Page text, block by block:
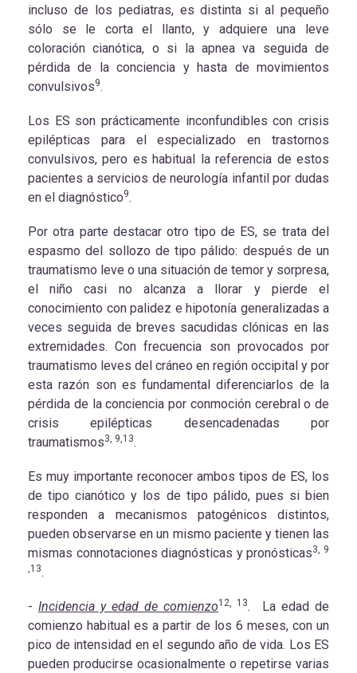
incluso de los pediatras, es distinta si al pequeño
sólo se le corta el llanto, y adquiere una leve
coloración cianótica, o si la apnea va seguida de
pérdida de la conciencia y hasta de movimientos
convulsivos9.
Los ES son prácticamente inconfundibles con crisis
epilépticas para el especializado en trastornos
convulsivos, pero es habitual la referencia de estos
pacientes a servicios de neurología infantil por dudas
en el diagnóstico9.
Por otra parte destacar otro tipo de ES, se trata del
espasmo del sollozo de tipo pálido: después de un
traumatismo leve o una situación de temor y sorpresa,
el niño casi no alcanza a llorar y pierde el
conocimiento con palidez e hipotonía generalizadas a
veces seguida de breves sacudidas clónicas en las
extremidades. Con frecuencia son provocados por
traumatismo leves del cráneo en región occipital y por
esta razón son es fundamental diferenciarlos de la
pérdida de la conciencia por conmoción cerebral o de
crisis epilépticas desencadenadas por
traumatismos3, 9,13.
Es muy importante reconocer ambos tipos de ES, los
de tipo cianótico y los de tipo pálido, pues si bien
responden a mecanismos patogénicos distintos,
pueden observarse en un mismo paciente y tienen las
mismas connotaciones diagnósticas y pronósticas3, 9
,13.
- Incidencia y edad de comienzo12, 13.
La edad de
comienzo habitual es a partir de los 6 meses, con un
pico de intensidad en el segundo año de vida. Los ES
pueden producirse ocasionalmente o repetirse varias